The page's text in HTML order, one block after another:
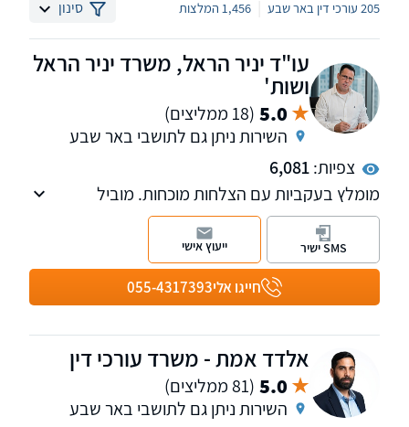
205 עורכי דין באר שבע 1,456 המלצות סינון
עו"ד יניר הראל, משרד יניר הראל
ושות'
5.0 (18 ממליצים)
השירות ניתן גם לתושבי באר שבע
צפיות:6,081
מומלץ בעקביות עם הצלחות מוכחות. מוביל
בהשגת פיצויים מקסימליים עם 24 שנות ניסיון. פנו
אלינו לקבלת ייעוץ ראשוני והערכת סיכוי. עו"ד יניר
הראל הינו מחבר הספר "דיני הראיות בתביעות
ביטוח ופלת"ד" ומדורג ע"י דנס 100 כעורך דין
מוביל בתחום הביטוח.
חייגו אלי055-4317393
SMS ישיר ייעוץ אישי
אלדד אמת - משרד עורכי דין
5.0 (81 ממליצים)
השירות ניתן גם לתושבי באר שבע